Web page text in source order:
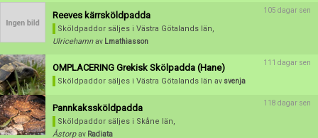
Reeves kärrsköldpadda
Sköldpaddor säljes i Västra Götalands län,
Ulricehamn av Lmathiasson
105 dagar sen
OMPLACERING Grekisk Skölpadda (Hane)
Sköldpaddor säljes i Västra Götalands län av svenja
111 dagar sen
Pannkakssköldpadda
Sköldpaddor säljes i Skåne län,
Åstorp av Radiata
118 dagar sen